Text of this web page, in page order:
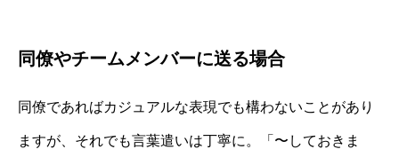
同僚やチームメンバーに送る場合
同僚であればカジュアルな表現でも構わないことがあり
ますが、それでも言葉遣いは丁寧に。「〜しておきま